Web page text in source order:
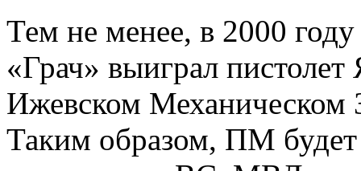
Тем не менее, в 2000
«Грач» выиграл
Ижевском Механическом
Таким образом, ПМ будет